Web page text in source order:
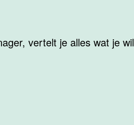
vertelt je alles wat je wil